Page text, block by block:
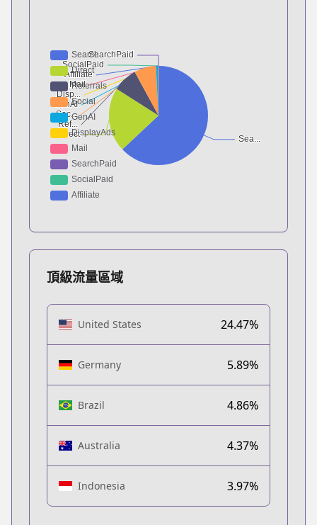
頂級流量區域
United States 24.47%
Germany 5.89%
Brazil 4.86%
Australia 4.37%
Indonesia 3.97%